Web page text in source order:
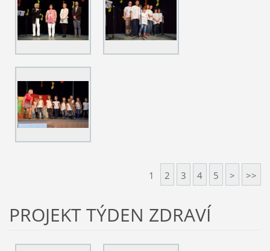
1 2 3 4 5 > >>
PROJEKT TÝDEN ZDRAVÍ